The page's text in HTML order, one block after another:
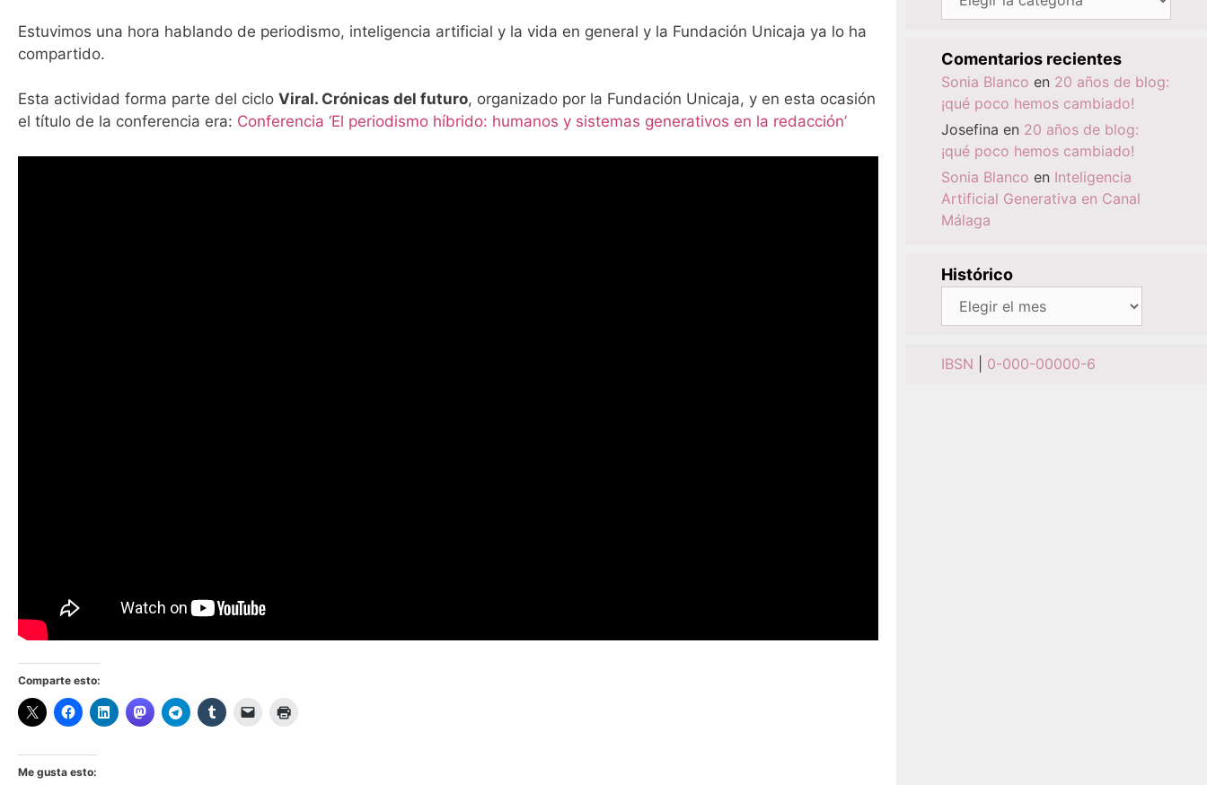
Estuvimos una hora hablando de periodismo, inteligencia artificial y la vida en general y la Fundación Unicaja ya lo ha
compartido.
Esta actividad forma parte del ciclo Viral. Crónicas del futuro, organizado por la Fundación Unicaja, y en esta ocasión
el título de la conferencia era: Conferencia ‘El periodismo híbrido: humanos y sistemas generativos en la redacción’
Comparte esto:
Me gusta esto:
Comentarios recientes
Sonia Blanco en 20 años de blog:
¡qué poco hemos cambiado!
Josefina en 20 años de blog:
¡qué poco hemos cambiado!
Sonia Blanco en Inteligencia
Artificial Generativa en Canal
Málaga
Histórico
Histórico
IBSN 0-000-00000-6